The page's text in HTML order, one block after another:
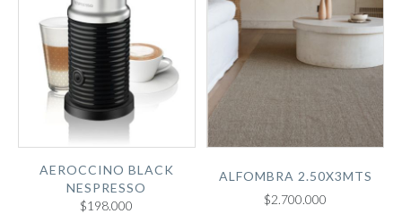
AEROCCINO BLACK
NESPRESSO
$198.000
ALFOMBRA 2.50X3MTS
$2.700.000